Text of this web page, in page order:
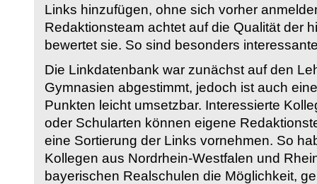
Links hinzufügen, ohne sich vorher
Redaktionsteam achtet auf die Qualität der
bewertet sie. So sind besonders
Die Linkdatenbank war zunächst auf den
Gymnasien abgestimmt, jedoch ist auch
Punkten leicht umsetzbar. Interessierte
oder Schularten können eigene
eine Sortierung der Links vornehmen. So
Kollegen aus Nordrhein-Westfalen und
bayerischen Realschulen die Möglichkeit,